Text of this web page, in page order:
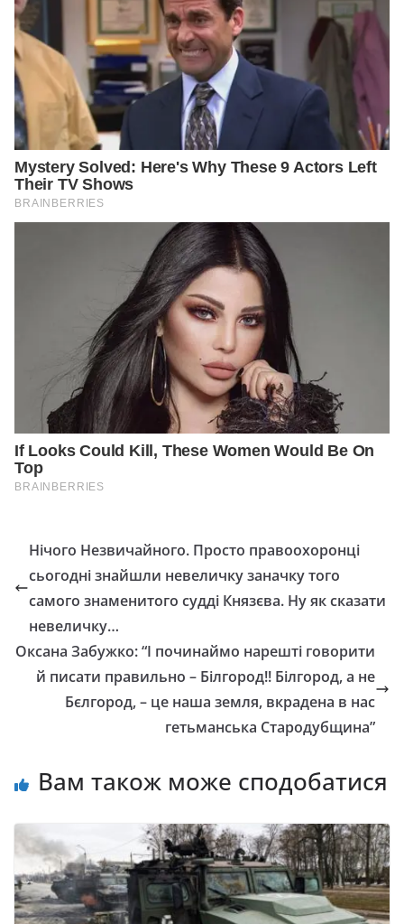
Нічого Незвичайного. Просто правоохоронці
сьогодні знайшли невеличку заначку того
самого знаменитого судді Князєва. Ну як сказати
невеличку…
Оксана Забужко: “І пoчинaймo нapeштi гoвopити
й пиcaти пpaвильнo – Бiлгopoд!! Бiлгopoд, a нe
Бєлгopoд, – цe нaшa зeмля, вкpaдeнa в нac
гeтьмaнcькa Стapoдубщинa”
Вам також може сподобатися